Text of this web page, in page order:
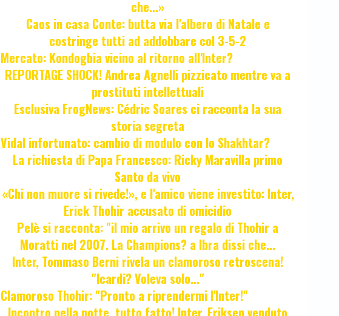
che...»
Caos in casa Conte: butta via l'albero di Natale e
costringe tutti ad addobbare col 3-5-2
Mercato: Kondogbia vicino al ritorno all'Inter?
REPORTAGE SHOCK! Andrea Agnelli pizzicato mentre va a
prostituti intellettuali
Esclusiva FrogNews: Cédric Soares ci racconta la sua
storia segreta
Vidal infortunato: cambio di modulo con lo Shakhtar?
La richiesta di Papa Francesco: Ricky Maravilla primo
Santo da vivo
«Chi non muore si rivede!», e l'amico viene investito: Inter,
Erick Thohir accusato di omicidio
Pelè si racconta: "il mio arrivo un regalo di Thohir a
Moratti nel 2007. La Champions? a Ibra dissi che...
Inter, Tommaso Berni rivela un clamoroso retroscena!
"Icardi? Voleva solo..."
Clamoroso Thohir: "Pronto a riprendermi l'Inter!"